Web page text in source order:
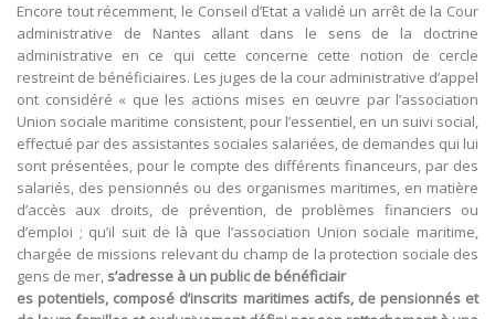
Encore tout récemment, le Conseil d’Etat a validé un arrêt de la Cour
administrative de Nantes allant dans le sens de la doctrine
administrative en ce qui cette concerne cette notion de cercle
restreint de bénéficiaires. Les juges de la cour administrative d’appel
ont considéré « que les actions mises en œuvre par l’association
Union sociale maritime consistent, pour l’essentiel, en un suivi social,
effectué par des assistantes sociales salariées, de demandes qui lui
sont présentées, pour le compte des différents financeurs, par des
salariés, des pensionnés ou des organismes maritimes, en matière
d’accès aux droits, de prévention, de problèmes financiers ou
d’emploi ; qu’il suit de là que l’association Union sociale maritime,
chargée de missions relevant du champ de la protection sociale des
gens de mer, s’adresse à un public de bénéficiair
es potentiels, composé d’inscrits maritimes actifs, de pensionnés et